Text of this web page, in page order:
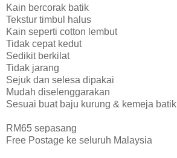
Kain bercorak batik
Tekstur timbul halus
Kain seperti cotton lembut
Tidak cepat kedut
Sedikit berkilat
Tidak jarang
Sejuk dan selesa dipakai
Mudah diselenggarakan
Sesuai buat baju kurung & kemeja batik
RM65 sepasang
Free Postage ke seluruh Malaysia